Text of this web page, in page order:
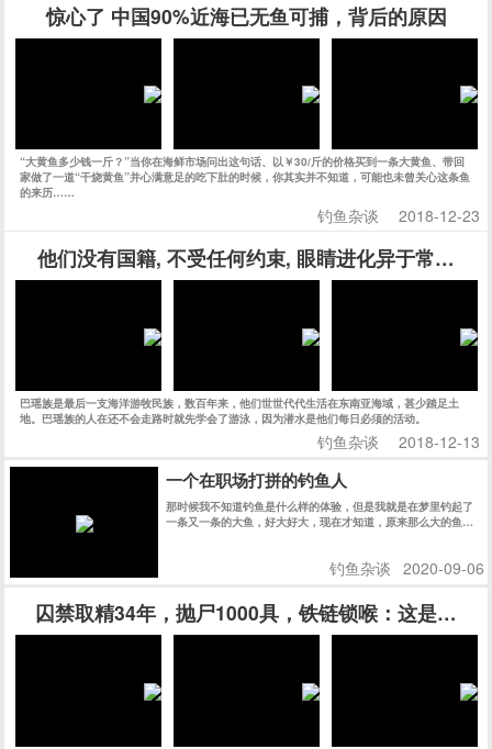
惊心了 中国90%近海已无鱼可捕，背后的原因
“大黄鱼多少钱一斤？”当你在海鲜市场问出这句话、以￥30/斤的价格买到一条大黄鱼、带回
家做了一道“干烧黄鱼”并心满意足的吃下肚的时候，你其实并不知道，可能也未曾关心这条鱼
的来历……
钓鱼杂谈 2018-12-23
他们没有国籍, 不受任何约束, 眼睛进化异于常人,
巴瑶族是最后一支海洋游牧民族，数百年来，他们世世代代生活在东南亚海域，甚少踏足土
地。巴瑶族的人在还不会走路时就先学会了游泳，因为潜水是他们每日必须的活动。
钓鱼杂谈 2018-12-13
一个在职场打拼的钓鱼人
那时候我不知道钓鱼是什么样的体验，但是我就是在梦里钓起了
一条又一条的大鱼，好大好大，现在才知道，原来那么大的鱼，
钓鱼杂谈 2020-09-06
囚禁取精34年，抛尸1000具，铁链锁喉：这是一场